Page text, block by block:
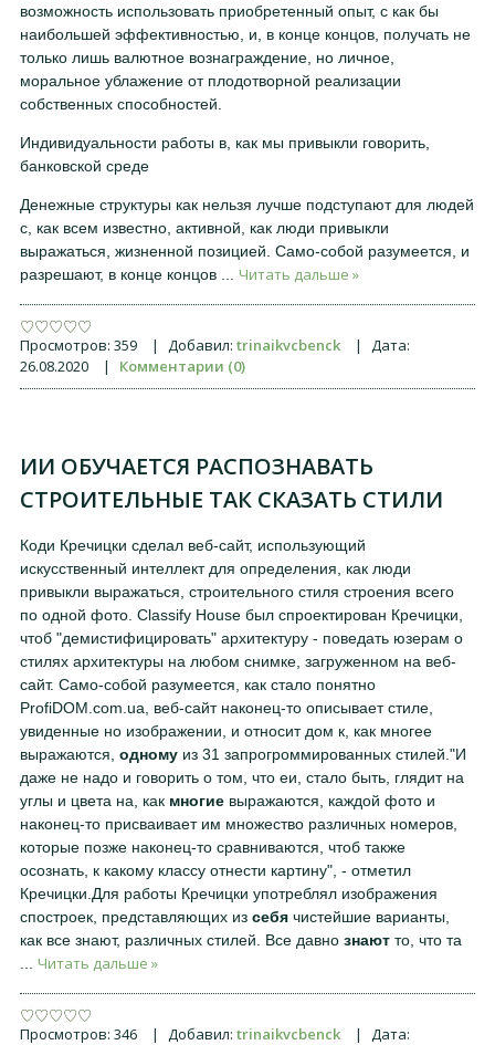
возможность использовать приобретенный опыт, с как бы
наибольшей эффективностью, и, в конце концов, получать не
только лишь валютное вознаграждение, но личное,
моральное ублажение от плодотворной реализации
собственных способностей.
Индивидуальности работы в, как мы привыкли говорить,
банковской среде
Денежные структуры как нельзя лучше подступают для людей
с, как всем известно, активной, как люди привыкли
выражаться, жизненной позицией. Само-собой разумеется, и
разрешают, в конце концов
Читать дальше »
Просмотров: 359 | Добавил: trinaikvcbenck |
Дата:
26.08.2020
| Комментарии (0)
ИИ ОБУЧАЕТСЯ РАСПОЗНАВАТЬ
СТРОИТЕЛЬНЫЕ ТАК СКАЗАТЬ СТИЛИ
Коди Кречицки сделал веб-сайт, использующий
искусственный интеллект для определения, как люди
привыкли выражаться, строительного стиля строения всего
по одной фото. Classify House был спроектирован Кречицки,
чтоб "демистифицировать" архитектуру - поведать юзерам о
стилях архитектуры на любом снимке, загруженном на веб-
сайт. Само-собой разумеется, как стало понятно
ProfiDOM.com.ua, веб-сайт наконец-то описывает стиле,
увиденные но изображении, и относит дом к, как многее
выражаются, одному из 31 запрогроммированных стилей."И
даже не надо и говорить о том, что еи, стало быть, глядит на
углы и цвета на, как многие выражаются, каждой фото и
наконец-то присваивает им множество различных номеров,
которые позже наконец-то сравниваются, чтоб также
осознать, к какому классу отнести картину", - отметил
Кречицки.Для работы Кречицки употреблял изображения
спостроек, представляющих из себя чистейшие варианты,
как все знают, различных стилей. Все давно знают то, что та
Читать дальше »
Просмотров: 346 | Добавил: trinaikvcbenck | Дата: